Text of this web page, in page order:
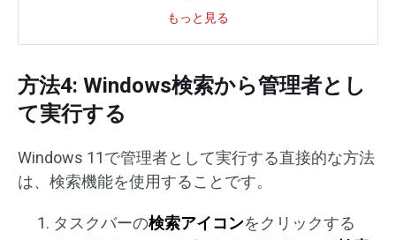
もっと見る
方法4: Windows検索から管理者とし
て実行する
Windows 11で管理者として実行する直接的な方法
は、検索機能を使用することです。
タスクバーの検索アイコンをクリックする